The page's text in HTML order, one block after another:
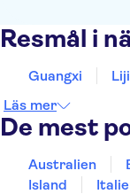
Resmål i
Guangxi
Läs mer
De mest
Australien
Island